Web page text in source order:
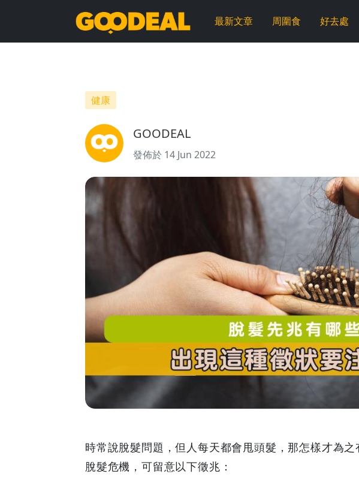
髮
最新文章 周圍食 好去處
健康
GOODEAL
發佈於 14 Jun 2022
時常說脫髮問題，但人每天都會甩頭髮，那怎樣才為
脫髮危機，可留意以下徵兆：